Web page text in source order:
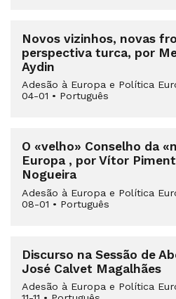
Novos vizinhos, novas
perspectiva turca, por
Aydin
Adesão à Europa e Política
04-01 • Português
O «velho» Conselho da
Europa , por Vítor
Nogueira
Adesão à Europa e Política
08-01 • Português
Discurso na Sessão de
José Calvet Magalhães
Adesão à Europa e Política